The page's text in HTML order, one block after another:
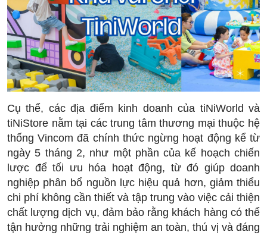
Cụ thể, các địa điểm kinh doanh của tiNiWorld và
tiNiStore nằm tại các trung tâm thương mại thuộc hệ
thống Vincom đã chính thức ngừng hoạt động kể từ
ngày 5 tháng 2, như một phần của kế hoạch chiến
lược để tối ưu hóa hoạt động, từ đó giúp doanh
nghiệp phân bổ nguồn lực hiệu quả hơn, giảm thiểu
chi phí không cần thiết và tập trung vào việc cải thiện
chất lượng dịch vụ, đảm bảo rằng khách hàng có thể
tận hưởng những trải nghiệm an toàn, thú vị và đáng